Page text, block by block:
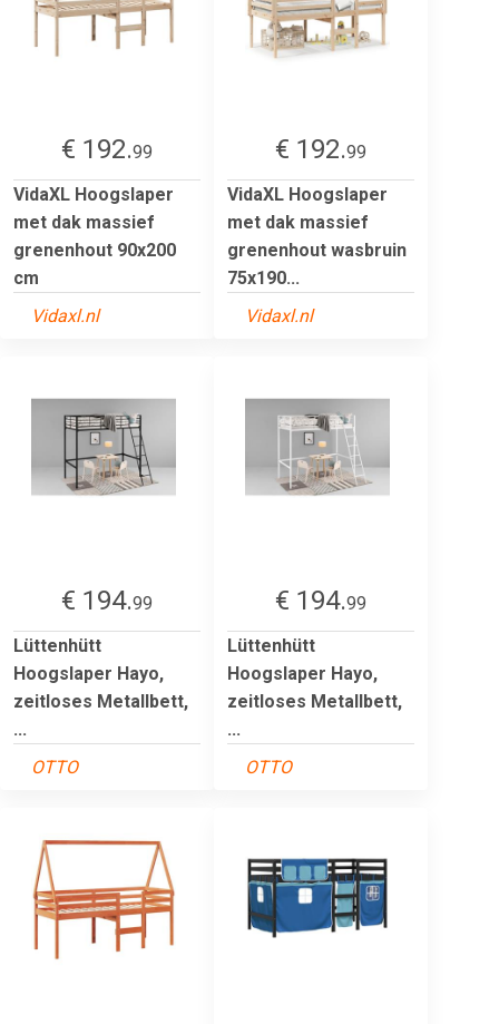
€ 192.99
VidaXL Hoogslaper
met dak massief
grenenhout 90x200
cm
Vidaxl.nl
€ 192.99
VidaXL Hoogslaper
met dak massief
grenenhout wasbruin
75x190...
Vidaxl.nl
€ 194.99
Lüttenhütt
Hoogslaper Hayo,
zeitloses Metallbett,
...
OTTO
€ 194.99
Lüttenhütt
Hoogslaper Hayo,
zeitloses Metallbett,
...
OTTO